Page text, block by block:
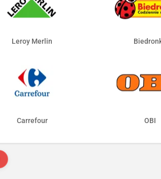
Leroy Merlin
Carrefour OBI